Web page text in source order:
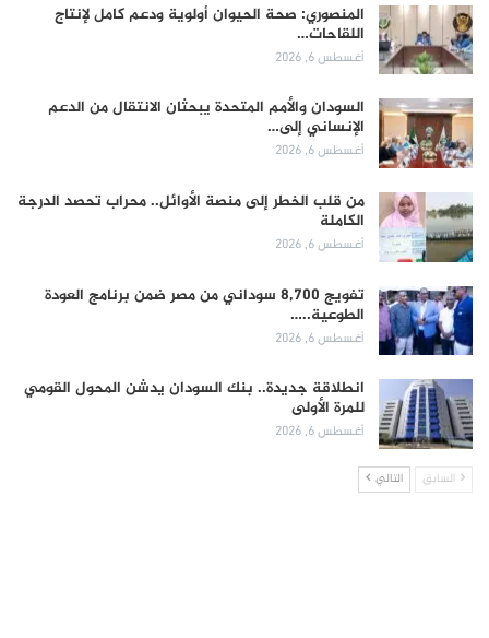
المنصوري: صحة الحيوان أولوية ودعم كامل لإنتاج
اللقاحات…
أغسطس 6, 2026
السودان والأمم المتحدة يبحثان الانتقال من الدعم
الإنساني إلى…
أغسطس 6, 2026
من قلب الخطر إلى منصة الأوائل.. محراب تحصد الدرجة
الكاملة
أغسطس 6, 2026
تفويج 8,700 سوداني من مصر ضمن برنامج العودة
الطوعية..…
أغسطس 6, 2026
انطلاقة جديدة.. بنك السودان يدشن المحول القومي
للمرة الأولى
أغسطس 6, 2026
السابق التالي